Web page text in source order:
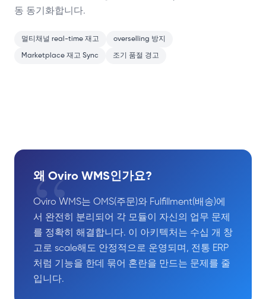
동 동기화합니다.
멀티채널 real-time 재고 overselling 방지
Marketplace 재고 Sync 조기 품절 경고
“
왜 Oviro WMS인가요?
Oviro WMS는 OMS(주문)와 Fulfillment(배송)에
서 완전히 분리되어 각 모듈이 자신의 업무 문제
를 정확히 해결합니다. 이 아키텍처는 수십 개 창
고로 scale해도 안정적으로 운영되며, 전통 ERP
처럼 기능을 한데 묶어 혼란을 만드는 문제를 줄
입니다.